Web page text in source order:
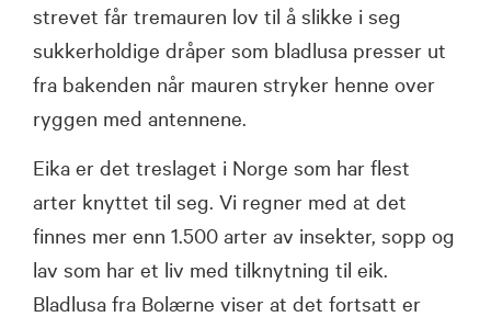
strevet får tremauren lov til å slikke i seg
sukkerholdige dråper som bladlusa presser ut
fra bakenden når mauren stryker henne over
ryggen med antennene.
Eika er det treslaget i Norge som har flest
arter knyttet til seg. Vi regner med at det
finnes mer enn 1.500 arter av insekter, sopp og
lav som har et liv med tilknytning til eik.
Bladlusa fra Bolærne viser at det fortsatt er